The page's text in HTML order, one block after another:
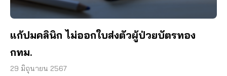
แก้ปมคลินิก ไม่ออกใบส่งตัวผู้ป่วยบัตรทอง
กทม.
29 มิถุนายน 2567